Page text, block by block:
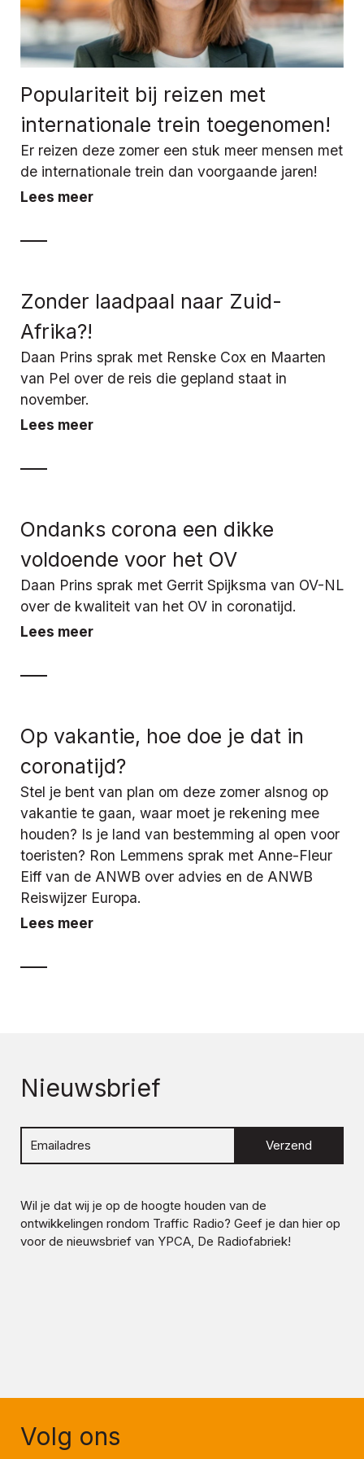
Populariteit bij reizen met
internationale trein toegenomen!
Er reizen deze zomer een stuk meer mensen met
de internationale trein dan voorgaande jaren!
Lees meer
Zonder laadpaal naar Zuid-
Afrika?!
Daan Prins sprak met Renske Cox en Maarten
van Pel over de reis die gepland staat in
november.
Lees meer
Ondanks corona een dikke
voldoende voor het OV
Daan Prins sprak met Gerrit Spijksma van OV-NL
over de kwaliteit van het OV in coronatijd.
Lees meer
Op vakantie, hoe doe je dat in
coronatijd?
Stel je bent van plan om deze zomer alsnog op
vakantie te gaan, waar moet je rekening mee
houden? Is je land van bestemming al open voor
toeristen? Ron Lemmens sprak met Anne-Fleur
Eiff van de ANWB over advies en de ANWB
Reiswijzer Europa.
Lees meer
Nieuwsbrief
Verzend
Wil je dat wij je op de hoogte houden van de
ontwikkelingen rondom Traffic Radio? Geef je dan hier op
voor de nieuwsbrief van YPCA, De Radiofabriek!
Volg ons